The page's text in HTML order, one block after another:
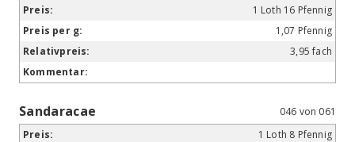
1 Loth 16 Pfennig
1,07 Pfennig
3,95 fach
Sandaracae
046 von 061
1 Loth 8 Pfennig